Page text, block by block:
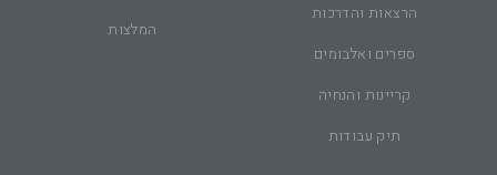
הרצאות והדרכות
ספרים ואלבומים
קריינות והנחיה
תיק עבודות
המלצות